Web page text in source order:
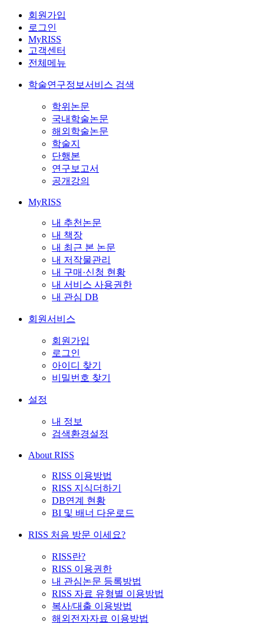
회원가입
로그인
MyRISS
고객센터
전체메뉴
학술연구정보서비스 검색
학위논문
국내학술논문
해외학술논문
학술지
단행본
연구보고서
공개강의
MyRISS
내 추천논문
내 책장
내 최근 본 논문
내 저작물관리
내 구매·신청 현황
내 서비스 사용권한
내 관심 DB
회원서비스
회원가입
로그인
아이디 찾기
비밀번호 찾기
설정
내 정보
검색환경설정
About RISS
RISS 이용방법
RISS 지식더하기
DB연계 현황
BI 및 배너 다운로드
RISS 처음 방문 이세요?
RISS란?
RISS 이용권한
내 관심논문 등록방법
RISS 자료 유형별 이용방법
복사/대출 이용방법
해외전자자료 이용방법